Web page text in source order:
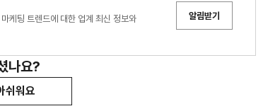
팅 트렌드에 대한 업계 최신 정보와
알림받기
나요?
쉬워요